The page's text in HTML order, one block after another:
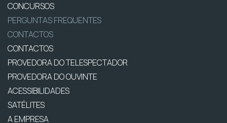
CONCURSOS
PERGUNTAS FREQUENTES
CONTACTOS
CONTACTOS
PROVEDORA DO TELESPECTADOR
PROVEDORA DO OUVINTE
ACESSIBILIDADES
SATÉLITES
A EMPRESA